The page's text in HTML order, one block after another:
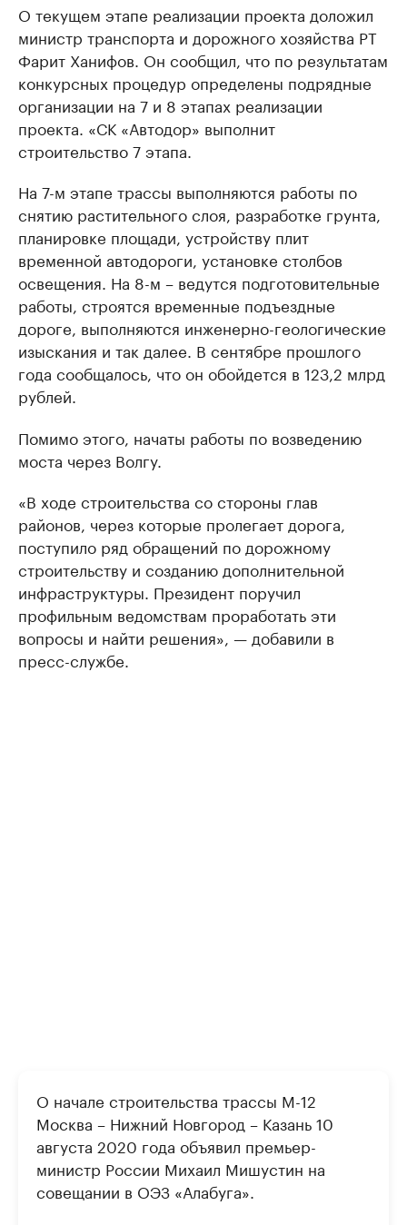
О текущем этапе реализации проекта доложил
министр транспорта и дорожного хозяйства РТ
Фарит Ханифов. Он сообщил, что по результатам
конкурсных процедур определены подрядные
организации на 7 и 8 этапах реализации
проекта. «СК «Автодор» выполнит
строительство 7 этапа.
На 7-м этапе трассы выполняются работы по
снятию растительного слоя, разработке грунта,
планировке площади, устройству плит
временной автодороги, установке столбов
освещения. На 8-м – ведутся подготовительные
работы, строятся временные подъездные
дороге, выполняются инженерно-геологические
изыскания и так далее. В сентябре прошлого
года сообщалось, что он обойдется в 123,2 млрд
рублей.
Помимо этого, начаты работы по возведению
моста через Волгу.
«В ходе строительства со стороны глав
районов, через которые пролегает дорога,
поступило ряд обращений по дорожному
строительству и созданию дополнительной
инфраструктуры. Президент поручил
профильным ведомствам проработать эти
вопросы и найти решения», — добавили в
пресс-службе.
О начале строительства трассы М-12
Москва – Нижний Новгород – Казань 10
августа 2020 года объявил премьер-
министр России Михаил Мишустин на
совещании в ОЭЗ «Алабуга».